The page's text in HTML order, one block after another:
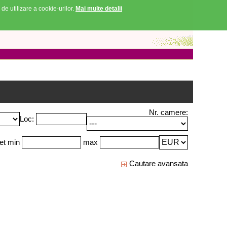
Loc:
Nr. camere:
min max
Cautare avansata
utilizare a cookie-urilor. Mai multe detalii